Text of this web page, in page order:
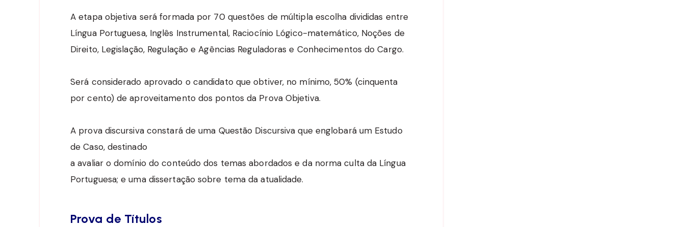
A etapa objetiva será formada por 70 questões de múltipla escolha divididas entre
Língua Portuguesa, Inglês Instrumental, Raciocínio Lógico-matemático, Noções de
Direito, Legislação, Regulação e Agências Reguladoras e Conhecimentos do Cargo.
Será considerado aprovado o candidato que obtiver, no mínimo, 50% (cinquenta
por cento) de aproveitamento dos pontos da Prova Objetiva.
A prova discursiva constará de uma Questão Discursiva que englobará um Estudo
de Caso, destinado
a avaliar o domínio do conteúdo dos temas abordados e da norma culta da Língua
Portuguesa; e uma dissertação sobre tema da atualidade.
Prova de Títulos